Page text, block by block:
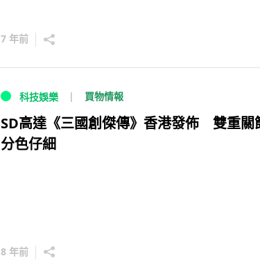
7 年前
科技娛樂 買物情報
SD高達《三國創傑傳》香港發佈 雙重關
分色仔細
8 年前